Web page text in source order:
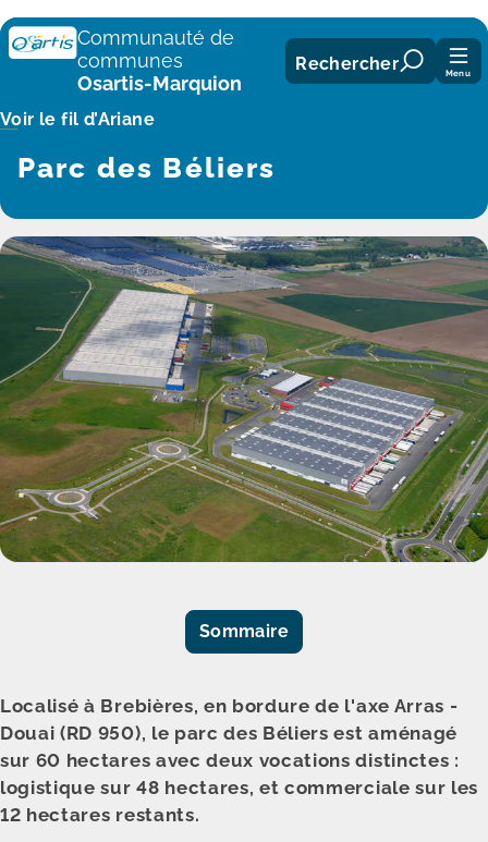
Panneau de gestion des cookies
Communauté de
communes
Osartis-Marquion
Rechercher Menu
Voir le fil d’Ariane
Parc des Béliers
Sommaire
Localisé à Brebières, en bordure de l'axe Arras -
Douai (RD 950), le parc des Béliers est aménagé
sur 60 hectares avec deux vocations distinctes :
logistique sur 48 hectares, et commerciale sur les
12 hectares restants.